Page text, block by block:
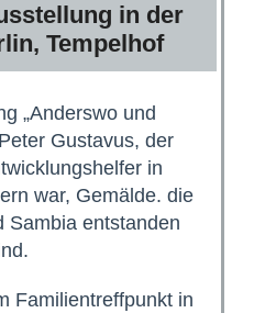
in der
Tempelhof
„Anderswo und
Gustavus, der
in
war, Gemälde. die
Sambia entstanden
Familientreffpunkt in